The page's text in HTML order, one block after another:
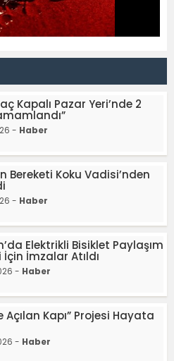
Kapalı Pazar Yeri’nde 2
- Haber
Bereketi Koku Vadisi’nden
- Haber
Elektrikli Bisiklet Paylaşım
İmzalar Atıldı
- Haber
Açılan Kapı” Projesi Hayata
- Haber